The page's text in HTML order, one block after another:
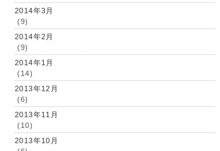
2014年3月
(9)
2014年2月
(9)
2014年1月
(14)
2013年12月
(6)
2013年11月
(10)
2013年10月